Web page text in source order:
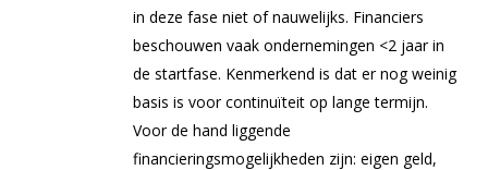
in deze fase niet of nauwelijks. Financiers
beschouwen vaak ondernemingen <2 jaar in
de startfase. Kenmerkend is dat er nog weinig
basis is voor continuïteit op lange termijn.
Voor de hand liggende
financieringsmogelijkheden zijn: eigen geld,